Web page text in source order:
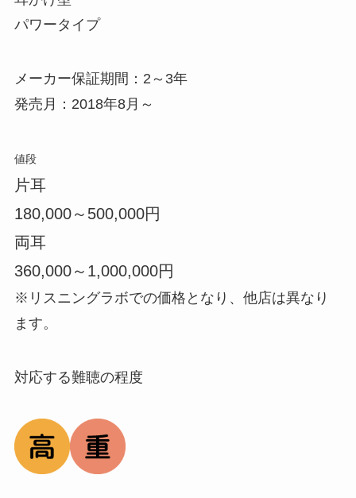
パワータイプ
メーカー保証期間：2～3年
発売月：2018年8月～
値段
片耳
180,000～500,000円
両耳
360,000～1,000,000円
※リスニングラボでの価格となり、他店は異なり
ます。
対応する難聴の程度